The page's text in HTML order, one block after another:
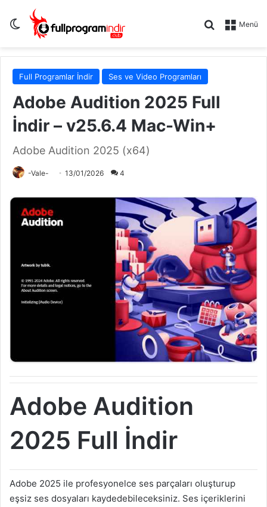
Dış görünümü değiştir Menü
Arama yap
Full Programlar İndir Ses ve Video Programları
Adobe Audition 2025 Full
İndir – v25.6.4 Mac-Win+
Adobe Audition 2025 (x64)
-Vale- 13/01/2026 4
Adobe Audition
2025 Full İndir
Adobe 2025 ile profesyonelce ses parçaları oluşturup
eşsiz ses dosyaları kaydedebileceksiniz. Ses içeriklerini